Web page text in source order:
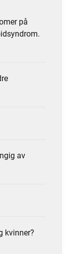
på
av
kvinner?